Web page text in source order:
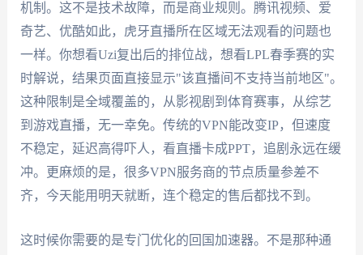
机制。这不是技术故障，而是商业规则。腾讯视频、爱
奇艺、优酷如此，虎牙直播所在区域无法观看的问题也
一样。你想看Uzi复出后的排位战，想看LPL春季赛的实
时解说，结果页面直接显示"该直播间不支持当前地区"。
这种限制是全域覆盖的，从影视剧到体育赛事，从综艺
到游戏直播，无一幸免。传统的VPN能改变IP，但速度
不稳定，延迟高得吓人，看直播卡成PPT，追剧永远在缓
冲。更麻烦的是，很多VPN服务商的节点质量参差不
齐，今天能用明天就断，连个稳定的售后都找不到。
这时候你需要的是专门优化的回国加速器。不是那种通